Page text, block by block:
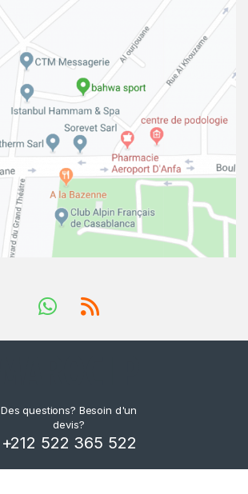
Des questions? Besoin d'un
devis?
+212 522 365 522